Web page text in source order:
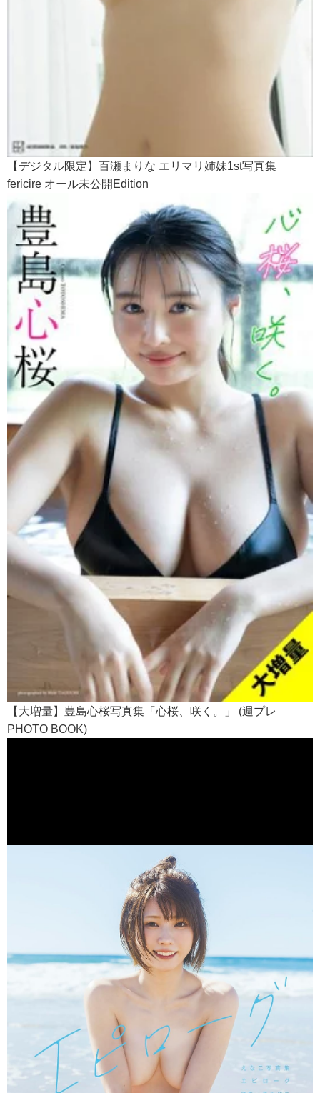
【デジタル限定】百瀬まりな エリマリ姉妹1st写真集
fericire オール未公開Edition
【大増量】豊島心桜写真集「心桜、咲く。」 (週プレ
PHOTO BOOK)